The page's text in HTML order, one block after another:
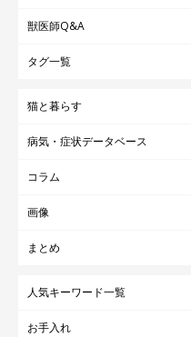
獣医師Q&A
タグ一覧
猫と暮らす
病気・症状データベース
コラム
画像
まとめ
人気キーワード一覧
お手入れ